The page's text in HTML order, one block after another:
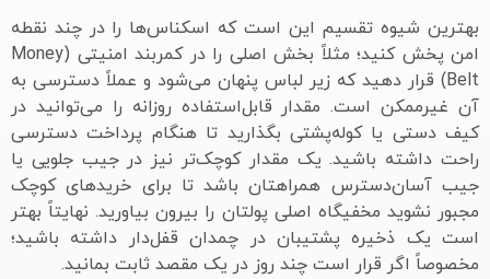
بهترین شیوه تقسیم این است که اسکناس‌ها را در چند نقطه
امن پخش کنید؛ مثلاً بخش اصلی را در کمربند امنیتی (Money
Belt) قرار دهید که زیر لباس پنهان می‌شود و عملاً دسترسی به
آن غیرممکن است. مقدار قابل‌استفاده روزانه را می‌توانید در
کیف دستی یا کوله‌پشتی بگذارید تا هنگام پرداخت دسترسی
راحت داشته باشید. یک مقدار کوچک‌تر نیز در جیب جلویی یا
جیب آسان‌دسترس همراهتان باشد تا برای خریدهای کوچک
مجبور نشوید مخفیگاه اصلی پولتان را بیرون بیاورید. نهایتاً بهتر
است یک ذخیره پشتیبان در چمدان قفل‌دار داشته باشید؛
مخصوصاً اگر قرار است چند روز در یک مقصد ثابت بمانید.